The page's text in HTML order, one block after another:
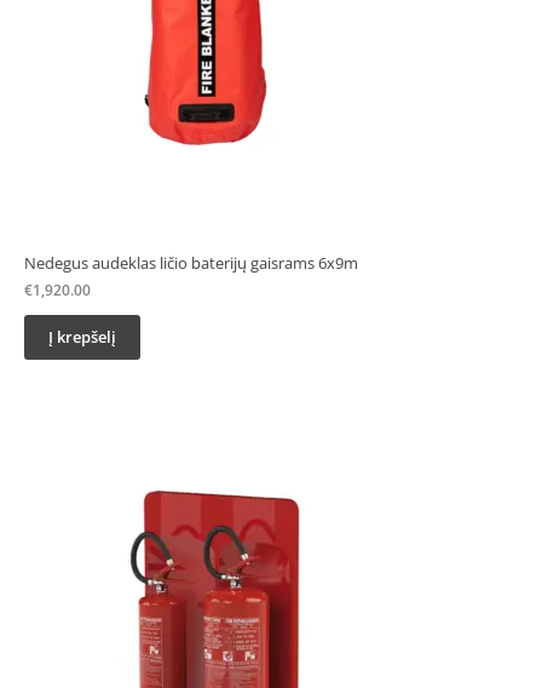
Nedegus audeklas ličio baterijų gaisrams 6x9m
€1,920.00
Į krepšelį